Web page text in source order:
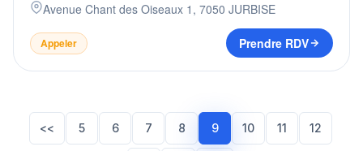
Avenue Chant des Oiseaux 1 , 7050 JURBISE
Appeler Prendre RDV
<< 5 6 7 8 9 10 11 12